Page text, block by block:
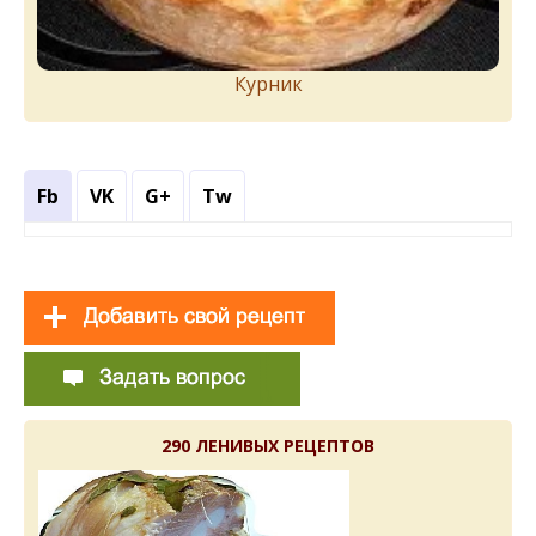
Курник
Fb VK G+ Tw
290 ЛЕНИВЫХ РЕЦЕПТОВ